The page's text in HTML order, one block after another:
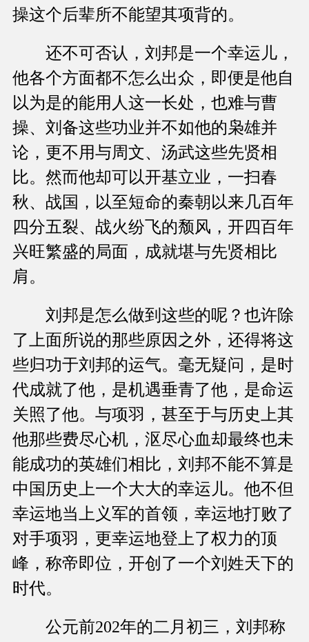
操这个后辈所不能望其项背的。
还不可否认，刘邦是一个幸运儿，
他各个方面都不怎么出众，即便是他自
以为是的能用人这一长处，也难与曹
操、刘备这些功业并不如他的枭雄并
论，更不用与周文、汤武这些先贤相
比。然而他却可以开基立业，一扫春
秋、战国，以至短命的秦朝以来几百年
四分五裂、战火纷飞的颓风，开四百年
兴旺繁盛的局面，成就堪与先贤相比
肩。
刘邦是怎么做到这些的呢？也许除
了上面所说的那些原因之外，还得将这
些归功于刘邦的运气。毫无疑问，是时
代成就了他，是机遇垂青了他，是命运
关照了他。与项羽，甚至于与历史上其
他那些费尽心机，沤尽心血却最终也未
能成功的英雄们相比，刘邦不能不算是
中国历史上一个大大的幸运儿。他不但
幸运地当上义军的首领，幸运地打败了
对手项羽，更幸运地登上了权力的顶
峰，称帝即位，开创了一个刘姓天下的
时代。
公元前202年的二月初三，刘邦称